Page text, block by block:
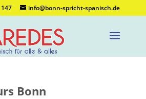
info@bonn-spricht-spanisch.de
Bonn